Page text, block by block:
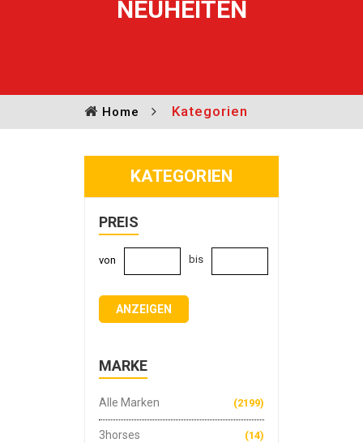
NEUHEITEN
Home Kategorien
KATEGORIEN
PREIS
von bis
ANZEIGEN
MARKE
Alle Marken (2199)
3horses (14)